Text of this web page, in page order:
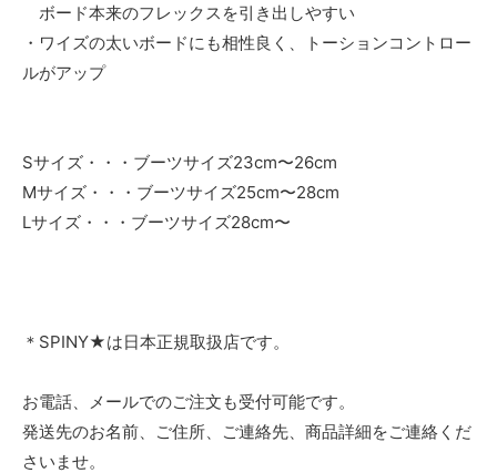
ボード本来のフレックスを引き出しやすい
・ワイズの太いボードにも相性良く、トーションコントロー
ルがアップ
Sサイズ・・・ブーツサイズ23cm〜26cm
Mサイズ・・・ブーツサイズ25cm〜28cm
Lサイズ・・・ブーツサイズ28cm〜
＊SPINY★は日本正規取扱店です。
お電話、メールでのご注文も受付可能です。
発送先のお名前、ご住所、ご連絡先、商品詳細をご連絡くだ
さいませ。